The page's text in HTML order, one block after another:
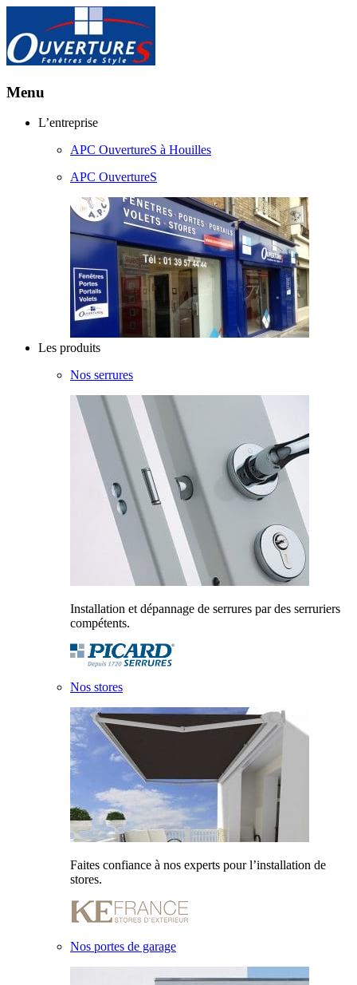
Menu
Aller
L’entreprise
APC OuvertureS à Houilles
APC OuvertureS
Les produits
Nos serrures
Installation et dépannage de serrures par des serruriers
compétents.
Nos stores
Faites confiance à nos experts pour l’installation de
stores.
Nos portes de garage